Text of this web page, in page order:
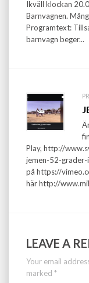
Ikväll klockan
Barnvagnen.
Programtext:
barnvagn beger...
Play, http://
jemen-52-grader-
på https://
här http://
LEAVE A
Your email
marked *